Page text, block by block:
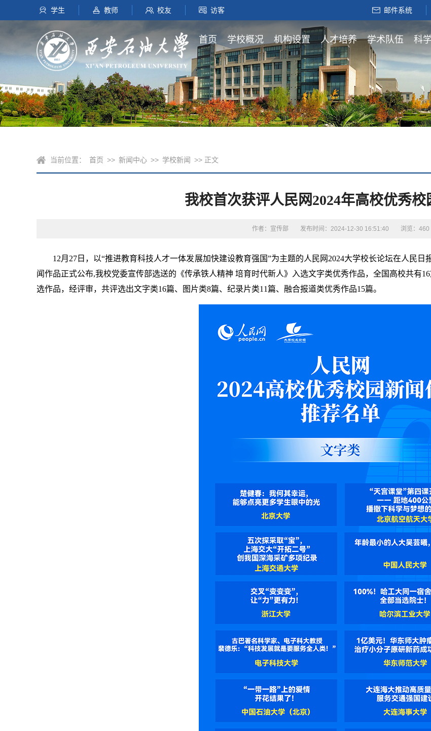
学生 教师 校友 访客 邮件系统
首页 学校概况 机构设置 人才培养 学术队伍 科
当前位置： 首页 >> 新闻中心 >> 学校新闻 >> 正文
我校首次获评人民网2024年高校优秀校
作者：宣传部 发布时间：2024-12-30 16:51:40 浏览： 460
12月27日，以“推进教育科技人才一体发展加快建设教育强国”为主题的人民网2024大学校长论坛在人民
闻作品正式公布,我校党委宣传部选送的《传承铁人精神 培育时代新人》入选文字类优秀作品，全国高校共有
选作品，经评审，共评选出文字类16篇、图片类8篇、纪录片类11篇、融合报道类优秀作品15篇。